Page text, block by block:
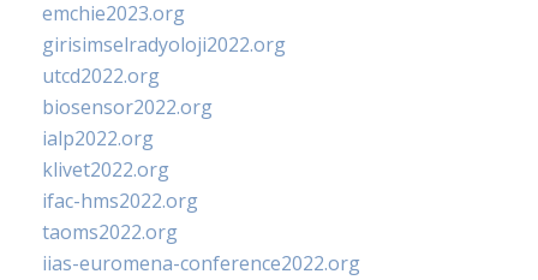
emchie2023.org
girisimselradyoloji2022.org
utcd2022.org
biosensor2022.org
ialp2022.org
klivet2022.org
ifac-hms2022.org
taoms2022.org
iias-euromena-conference2022.org